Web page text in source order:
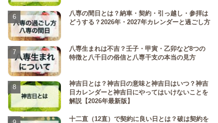
八専の間日とは？納車・契約・引っ越し・参拝は
どうする？2026年・2027年カレンダーと過ごし方
八専生まれは不吉？壬子・甲寅・乙卯など8つの
特徴と八千日の俗信と八専干支の本当の見方
神吉日とは？神吉日の意味と神吉日はいつ？神吉
日カレンダーと神吉日にやってはいけないことを
解説【2026年最新版】
十二直（12直）で契約に良い日とは？破は契約を